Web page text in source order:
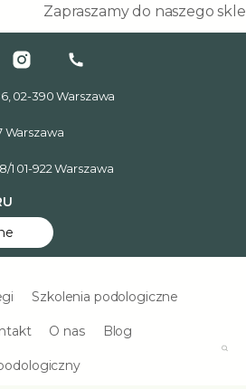
Zapraszamy do naszego
02-390 Warszawa
Warszawa
1 01-922 Warszawa
Szkolenia podologiczne
O nas Blog